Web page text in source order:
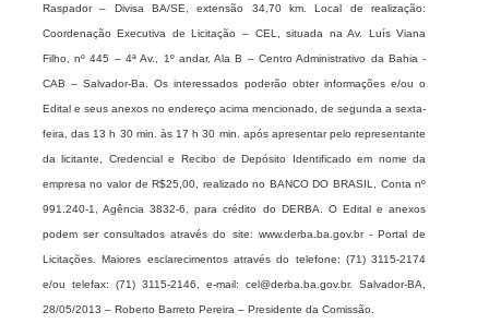
Raspador – Divisa BA/SE, extensão 34,70 km. Local de realização:
Coordenação Executiva de Licitação – CEL, situada na Av. Luís Viana
Filho, nº 445 – 4ª Av., 1º andar, Ala B – Centro Administrativo da Bahia -
CAB – Salvador-Ba. Os interessados poderão obter informações e/ou o
Edital e seus anexos no endereço acima mencionado, de segunda a sexta-
feira, das 13 h 30 min. às 17 h 30 min. após apresentar pelo representante
da licitante, Credencial e Recibo de Depósito Identificado em nome da
empresa no valor de R$25,00, realizado no BANCO DO BRASIL, Conta nº
991.240-1, Agência 3832-6, para crédito do DERBA. O Edital e anexos
podem ser consultados através do site: www.derba.ba.gov.br - Portal de
Licitações. Maiores esclarecimentos através do telefone: (71) 3115-2174
e/ou telefax: (71) 3115-2146, e-mail: cel@derba.ba.gov.br. Salvador-BA,
28/05/2013 – Roberto Barreto Pereira – Presidente da Comissão.